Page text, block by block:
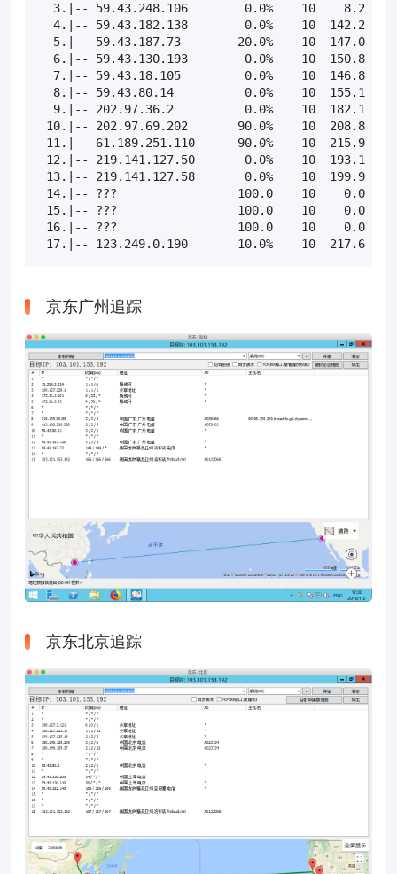
3.|-- 59.43.248.106        0.0%    10    8.2
4.|-- 59.43.182.138        0.0%    10  142.2
5.|-- 59.43.187.73        20.0%    10  147.0
6.|-- 59.43.130.193        0.0%    10  150.8
7.|-- 59.43.18.105         0.0%    10  146.8
8.|-- 59.43.80.14          0.0%    10  155.1
9.|-- 202.97.36.2          0.0%    10  182.1
10.|-- 202.97.69.202       90.0%    10  208.8
11.|-- 61.189.251.110      90.0%    10  215.9
12.|-- 219.141.127.50       0.0%    10  193.1
13.|-- 219.141.127.58       0.0%    10  199.9
14.|-- ???                 100.0    10    0.0
15.|-- ???                 100.0    10    0.0
16.|-- ???                 100.0    10    0.0
17.|-- 123.249.0.190       10.0%    10  217.6
京东广州追踪
京东北京追踪